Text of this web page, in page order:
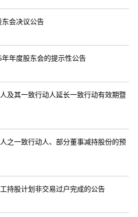
会决议公告
年度股东会的提示性公告
及其一致行动人延长一致行动有效期暨
之一致行动人、部分董事减持股份的预
持股计划非交易过户完成的公告